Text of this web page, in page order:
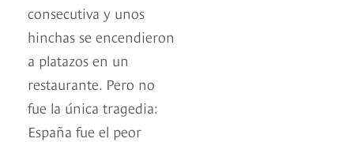
consecutiva y unos
hinchas se encendieron
a platazos en un
restaurante. Pero no
fue la única tragedia:
España fue el peor